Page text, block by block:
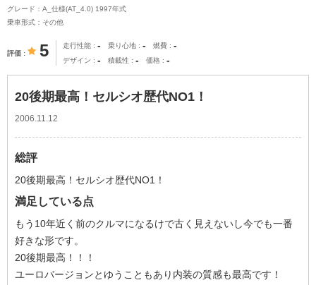
グレード：A_仕様(AT_4.0) 1997年式
乗車形式：その他
評価 5 走行性能 - 乗り心地 - 燃費 -
デザイン - 積載性 - 価格 -
20後期最高！セルシオ歴代NO1！
2006.11.12
総評
20後期最高！セルシオ歴代NO1！
満足している点
もう10年近く前のクルマになるけで古く見えないし今でも一番
好きな形です。
20後期最高！！！
ユーロバージョンとゆうこともあり内装の質感も最高です！